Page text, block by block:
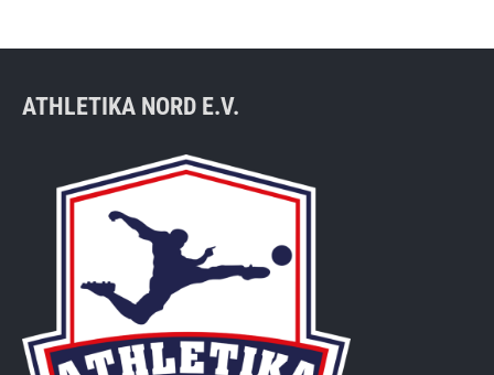
ATHLETIKA NORD E.V.